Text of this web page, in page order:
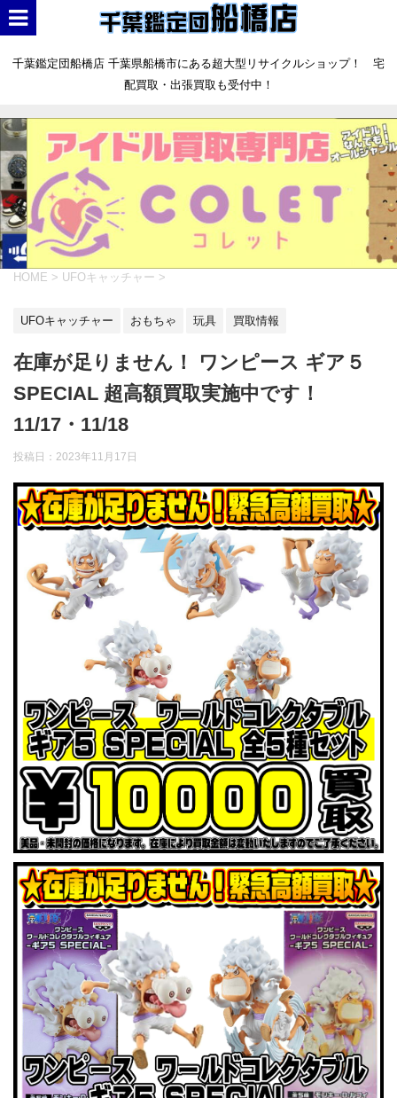
千葉鑑定団船橋店 千葉県船橋市にある超大型リサイクルショップ！ 宅
配買取・出張買取も受付中！
HOME > UFOキャッチャー >
UFOキャッチャー おもちゃ 玩具 買取情報
在庫が足りません！ ワンピース ギア５
SPECIAL 超高額買取実施中です！
11/17・11/18
投稿日： 2023年11月17日